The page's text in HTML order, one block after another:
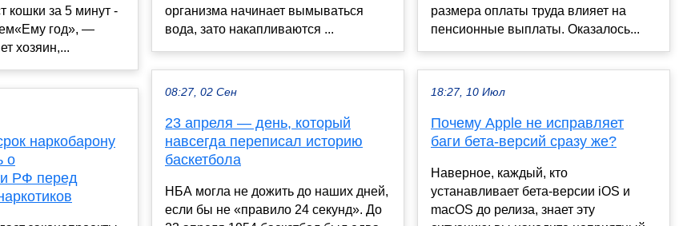
кошки за 5 минут -
год», —
хозяин,...
наркобарону
о
РФ перед
организма начинает вымываться
вода, зато накапливаются ...
08:27, 02 Сен
23 апреля — день, который
навсегда переписал историю
баскетбола
НБА могла не дожить до наших дней,
если бы не «правило 24 секунд». До
размера оплаты труда влияет на
пенсионные выплаты. Оказалось...
18:27, 10 Июл
Почему Apple не исправляет
баги бета-версий сразу же?
Наверное, каждый, кто
устанавливает бета-версии iOS и
macOS до релиза, знает эту